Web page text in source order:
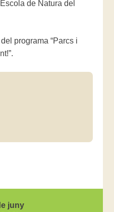
de Natura del
programa “Parcs i
juny